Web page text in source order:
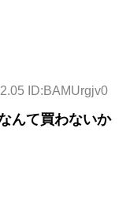
ID:BAMUrgjv0
んて買わないか